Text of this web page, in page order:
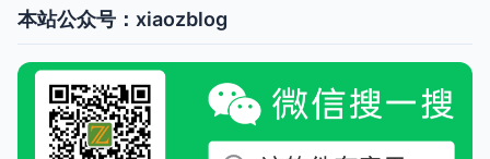
本站公众号：xiaozblog